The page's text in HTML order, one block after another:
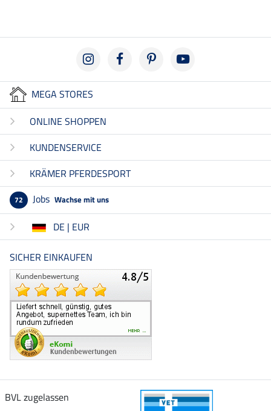
MEGA STORES
ONLINE SHOPPEN
KUNDENSERVICE
KRÄMER PFERDESPORT
72 Jobs Wachse mit uns
DE | EUR
SICHER EINKAUFEN
BVL zugelassen